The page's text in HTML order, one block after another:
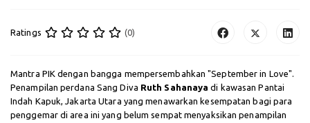
Ratings (0)
Mantra PIK dengan bangga mempersembahkan "September in Love".
Penampilan perdana Sang Diva Ruth Sahanaya di kawasan Pantai
Indah Kapuk, Jakarta Utara yang menawarkan kesempatan bagi para
penggemar di area ini yang belum sempat menyaksikan penampilan